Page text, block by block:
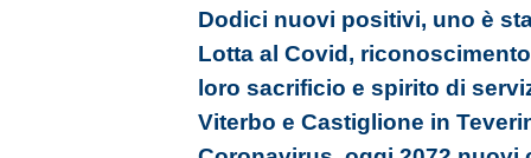
Dodici nuovi positivi, uno è
Lotta al Covid,
loro sacrificio e spirito di
Viterbo e Castiglione in